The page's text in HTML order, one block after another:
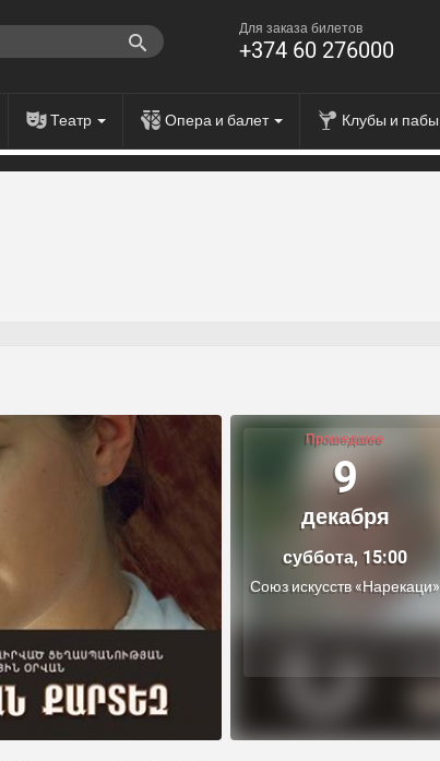
Для заказа билетов
+374 60 276000
Театр Опера и балет Клубы и пабы
Прошедшее
9
декабря
суббота, 15:00
Союз искусств «Нарекаци»